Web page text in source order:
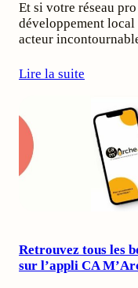
Et si votre réseau
développement local
acteur
Lire la suite
Retrouvez tous les
sur l’appli CA